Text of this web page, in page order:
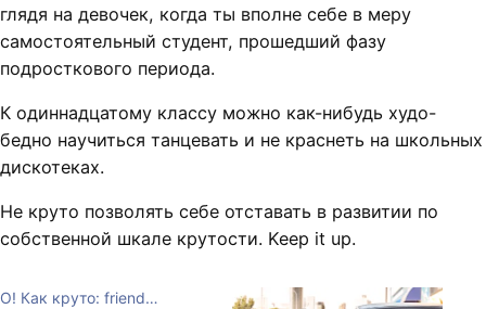
глядя на девочек, когда ты вполне себе в меру
самостоятельный студент, прошедший фазу
подросткового периода.
К одиннадцатому классу можно как-нибудь худо-
бедно научиться танцевать и не краснеть на школьных
дискотеках.
Не круто позволять себе отставать в развитии по
собственной шкале крутости. Keep it up.
О! Как круто: friend…